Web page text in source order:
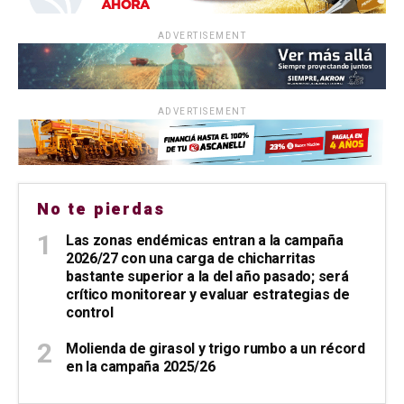
ADVERTISEMENT
ADVERTISEMENT
No te pierdas
Las zonas endémicas entran a la campaña
2026/27 con una carga de chicharritas
bastante superior a la del año pasado; será
crítico monitorear y evaluar estrategias de
control
Molienda de girasol y trigo rumbo a un récord
en la campaña 2025/26